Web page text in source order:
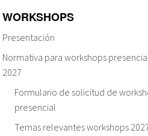
WORKSHOPS
Presentación
Normativa para workshops
2027
Formulario de solicitud de
presencial
Temas relevantes workshops